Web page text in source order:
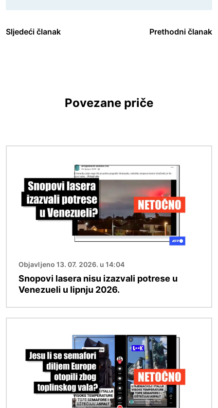
Sljedeći članak Prethodni članak
Povezane priče
Objavljeno 13. 07. 2026. u 14:04
Snopovi lasera nisu izazvali potrese u
Venezueli u lipnju 2026.